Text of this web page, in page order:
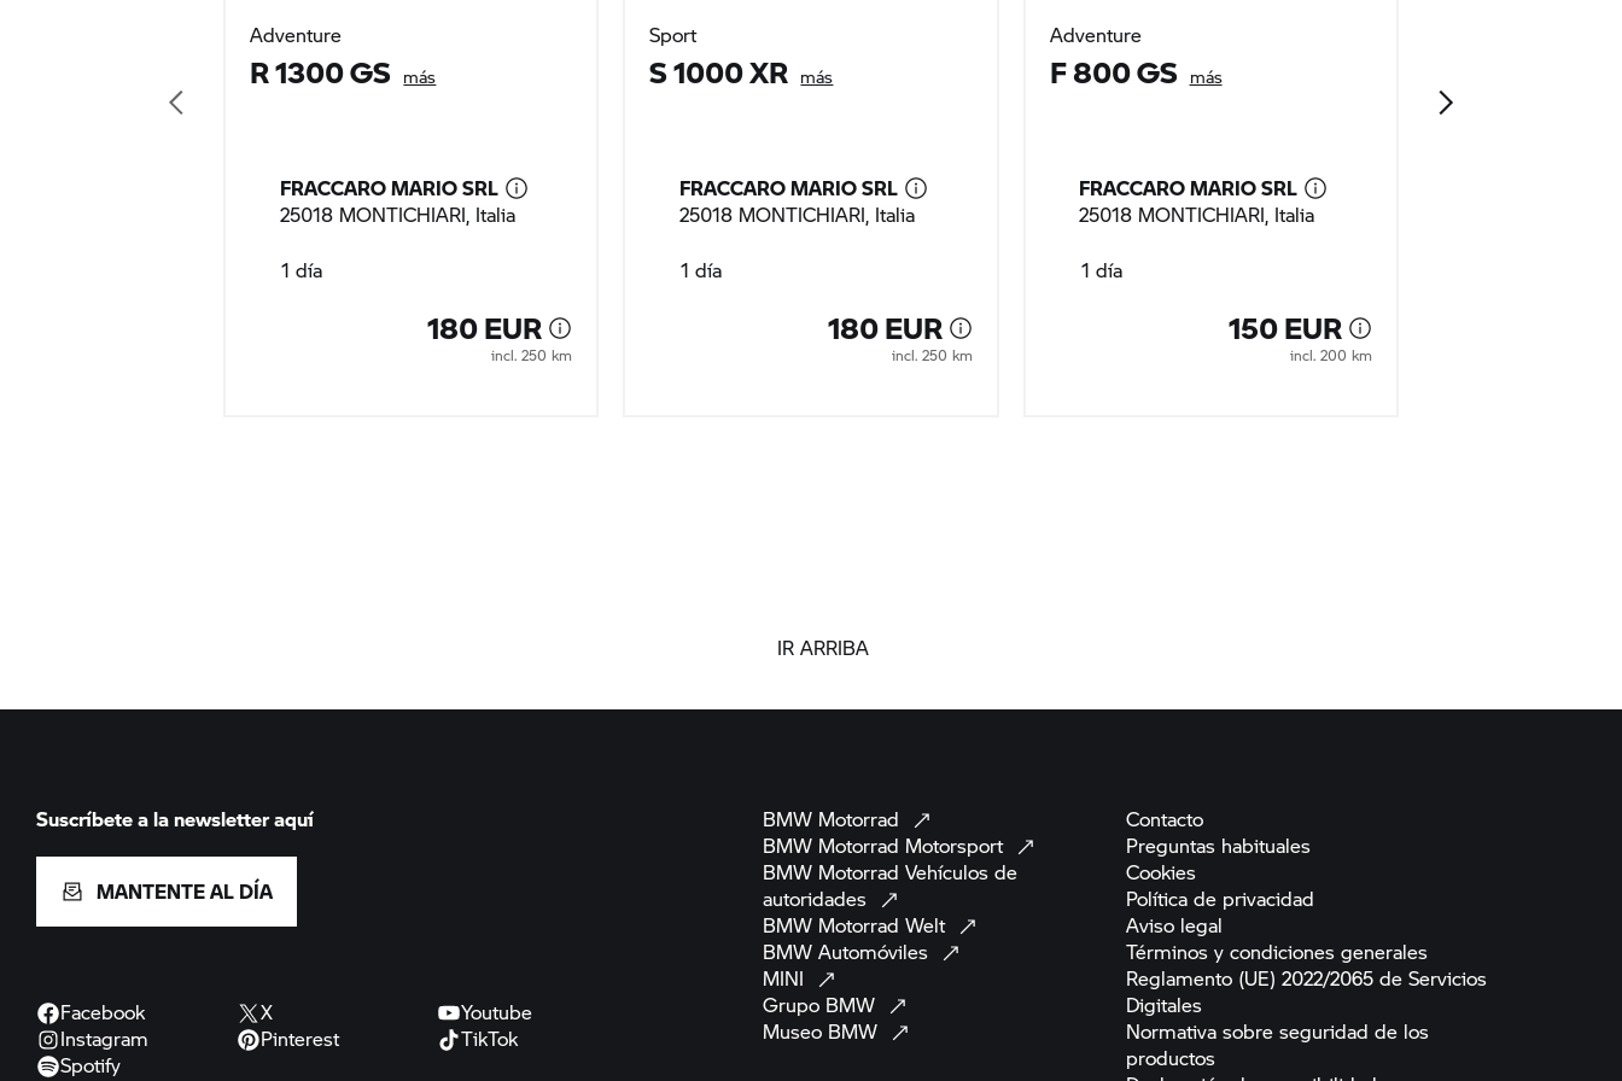
Adventure
R 1300 GS más
FRACCARO MARIO SRL
25018 MONTICHIARI, Italia
1 día
180 EUR
incl. 250 km
Sport
S 1000 XR más
FRACCARO MARIO SRL
25018 MONTICHIARI, Italia
1 día
180 EUR
incl. 250 km
Adventure
F 800 GS más
FRACCARO MARIO SRL
25018 MONTICHIARI, Italia
1 día
150 EUR
incl. 200 km
IR ARRIBA
Suscríbete a la newsletter aquí
MANTENTE AL DÍA
Facebook X
Youtube
Instagram
Pinterest
TikTok
Spotify
BMW Motorrad
BMW Motorrad Motorsport
BMW Motorrad Vehículos de
autoridades
BMW Motorrad Welt
BMW Automóviles
MINI
Grupo BMW
Museo BMW
Contacto
Preguntas habituales
Cookies
Política de privacidad
Aviso legal
Términos y condiciones generales
Reglamento (UE) 2022/2065 de Servicios
Digitales
Normativa sobre seguridad de los
productos